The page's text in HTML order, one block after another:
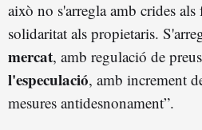
això no s'arregla amb crides
solidaritat als propietaris.
mercat, amb regulació de
l'especulació, amb increment
mesures antidesnonament”.